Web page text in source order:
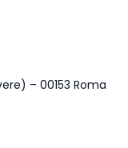
– 00153 Roma